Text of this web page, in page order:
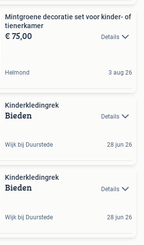
Mintgroene decoratie set voor kinder- of
tienerkamer
€ 75,00 Details
Helmond 3 aug 26
Kinderkledingrek
Bieden Details
Wijk bij Duurstede 28 jun 26
Kinderkledingrek
Bieden Details
Wijk bij Duurstede 28 jun 26